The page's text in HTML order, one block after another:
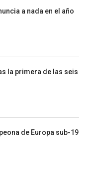
a nada en el año
la primera de las seis
de Europa sub-19